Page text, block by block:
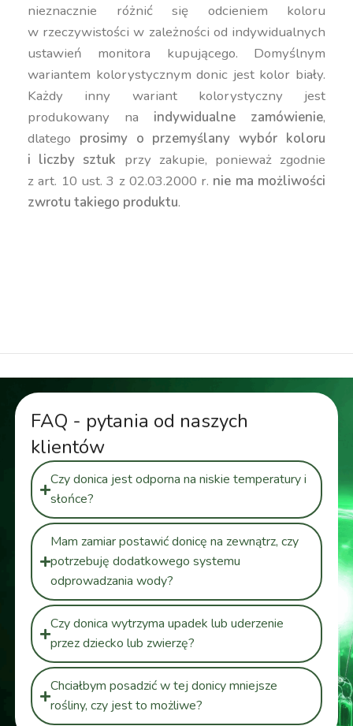
nieznacznie różnić się odcieniem koloru
w rzeczywistości w zależności od indywidualnych
ustawień monitora kupującego. Domyślnym
wariantem kolorystycznym donic jest kolor biały.
Każdy inny wariant kolorystyczny jest
produkowany na indywidualne zamówienie,
dlatego prosimy o przemyślany wybór koloru
i liczby sztuk przy zakupie, ponieważ zgodnie
z art. 10 ust. 3 z 02.03.2000 r. nie ma możliwości
zwrotu takiego produktu.
FAQ - pytania od naszych
klientów
Czy donica jest odporna na niskie temperatury i
słońce?
Mam zamiar postawić donicę na zewnątrz, czy
potrzebuję dodatkowego systemu
odprowadzania wody?
Czy donica wytrzyma upadek lub uderzenie
przez dziecko lub zwierzę?
Chciałbym posadzić w tej donicy mniejsze
rośliny, czy jest to możliwe?